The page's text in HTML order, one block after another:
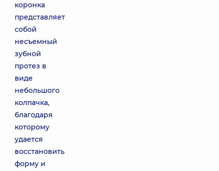
коронка
представляет
собой
несъемный
зубной
протез в
виде
небольшого
колпачка,
благодаря
которому
удается
восстановить
форму и